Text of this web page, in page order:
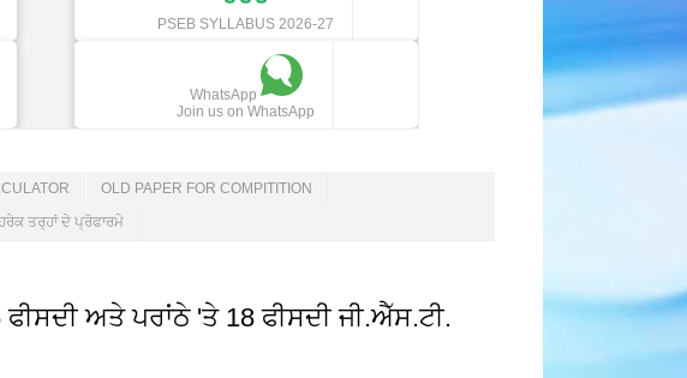
PSEB SYLLABUS 2026-27
WhatsApp
Join us on WhatsApp
OLD PAPER FOR COMPITITION
ਤਰ੍ਹਾਂ ਦੇ ਪ੍ਰੋਫਾਰਮੇ
ਅਤੇ ਪਰਾਂਠੇ 'ਤੇ 18 ਫੀਸਦੀ ਜੀ.ਐੱਸ.ਟੀ.